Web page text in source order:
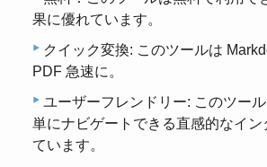
果に優れています。
クイック変換: このツールは
PDF 急速に。
ユーザーフレンドリー: このツー
単にナビゲートできる直感的なイン
ています。